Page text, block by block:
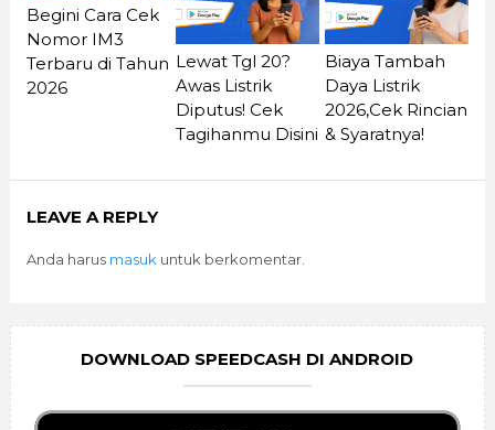
Begini Cara Cek
Nomor IM3
Terbaru di Tahun
2026
Lewat Tgl 20?
Awas Listrik
Diputus! Cek
Tagihanmu Disini
Biaya Tambah
Daya Listrik
2026,Cek Rincian
& Syaratnya!
LEAVE A REPLY
Anda harus masuk untuk berkomentar.
DOWNLOAD SPEEDCASH DI ANDROID